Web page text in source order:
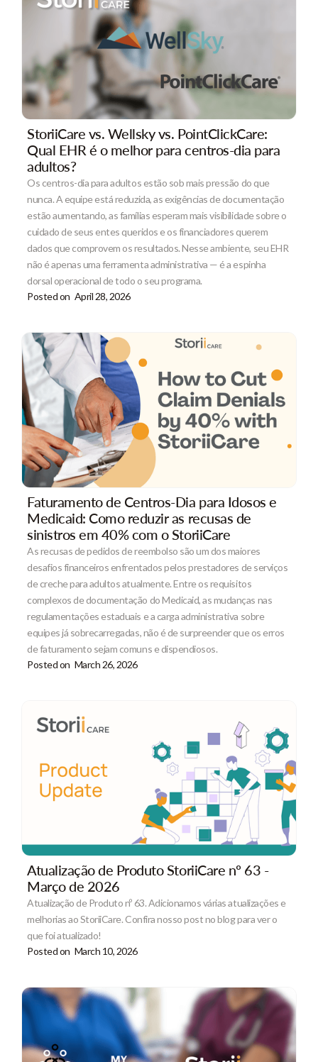
StoriiCare vs. Wellsky vs. PointClickCare:
Qual EHR é o melhor para centros-dia para
adultos?
Os centros-dia para adultos estão sob mais pressão do que
nunca. A equipe está reduzida, as exigências de documentação
estão aumentando, as famílias esperam mais visibilidade sobre o
cuidado de seus entes queridos e os financiadores querem
dados que comprovem os resultados. Nesse ambiente, seu EHR
não é apenas uma ferramenta administrativa — é a espinha
dorsal operacional de todo o seu programa.
Posted on April 28, 2026
Faturamento de Centros-Dia para Idosos e
Medicaid: Como reduzir as recusas de
sinistros em 40% com o StoriiCare
As recusas de pedidos de reembolso são um dos maiores
desafios financeiros enfrentados pelos prestadores de serviços
de creche para adultos atualmente. Entre os requisitos
complexos de documentação do Medicaid, as mudanças nas
regulamentações estaduais e a carga administrativa sobre
equipes já sobrecarregadas, não é de surpreender que os erros
de faturamento sejam comuns e dispendiosos.
Posted on March 26, 2026
Atualização de Produto StoriiCare nº 63 -
Março de 2026
Atualização de Produto nº 63. Adicionamos várias atualizações e
melhorias ao StoriiCare. Confira nosso post no blog para ver o
que foi atualizado!
Posted on March 10, 2026